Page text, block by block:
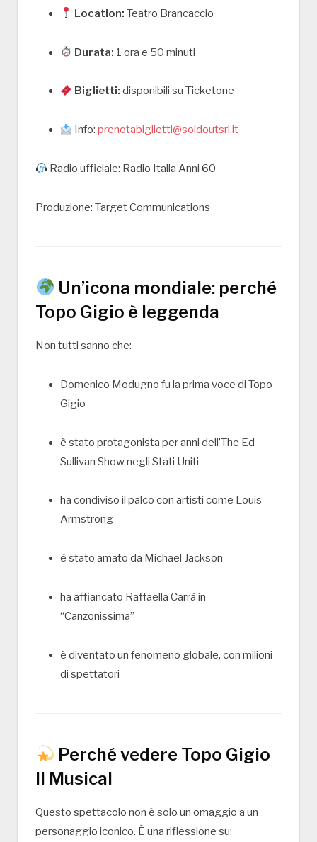
Location: Teatro Brancaccio
Durata: 1 ora e 50 minuti
Biglietti: disponibili suTicketone
Info:prenotabiglietti@soldoutsrl.it
Radio ufficiale: Radio Italia Anni 60
Produzione: Target Communications
Un’icona mondiale: perché
Topo Gigio è leggenda
Non tutti sanno che:
Domenico Modugno fu la prima voce di Topo
Gigio
è stato protagonista per anni dell’The Ed
Sullivan Shownegli Stati Uniti
ha condiviso il palco con artisti come Louis
Armstrong
è stato amato da Michael Jackson
ha affiancato Raffaella Carrà in
“Canzonissima”
è diventato un fenomeno globale, con milioni
di spettatori
Perché vedere Topo Gigio
Il Musical
Questo spettacolo non è solo un omaggio a un
personaggio iconico. È una riflessione su: